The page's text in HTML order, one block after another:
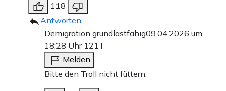
118
Antworten
Demigration grundlastfähig09.04.2026 um
18:28 Uhr 121T
Melden
Bitte den Troll nicht füttern.